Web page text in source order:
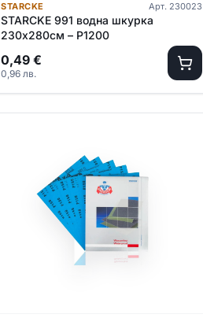
STARCKE Арт. 230023
STARCKE 991 водна шкурка
230х280см – P1200
0,49 €
0,96 лв.